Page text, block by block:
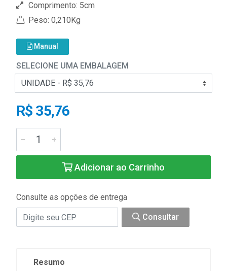
Comprimento: 5cm
Peso: 0,210Kg
Manual
SELECIONE UMA EMBALAGEM
R$ 35,76
Adicionar ao Carrinho
Consulte as opções de entrega
Consultar
Resumo